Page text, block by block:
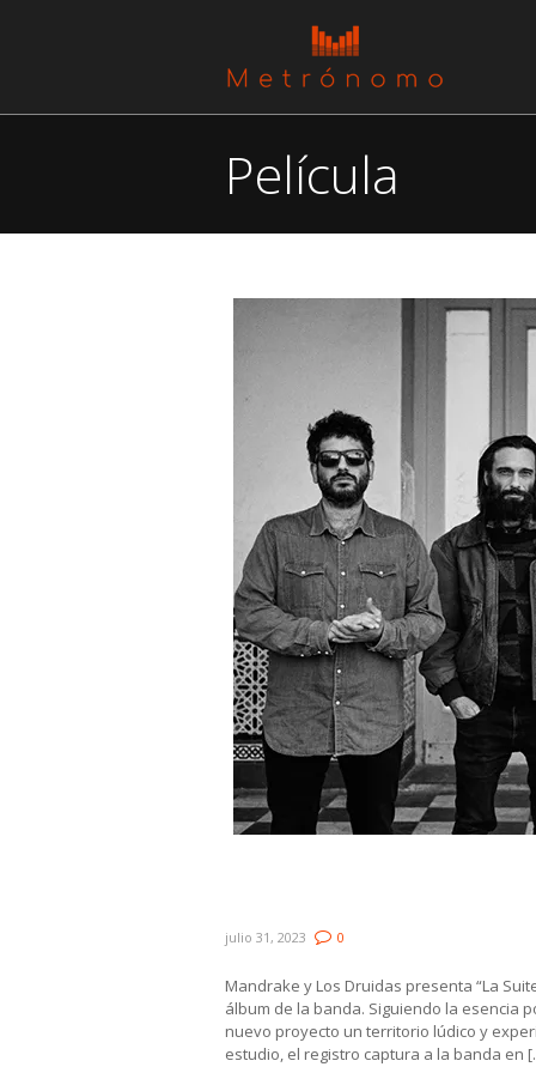
Película
julio 31, 2023 0
Mandrake y Los Druidas presenta “La
álbum de la banda. Siguiendo la esencia
nuevo proyecto un territorio lúdico y
estudio, el registro captura a la banda en